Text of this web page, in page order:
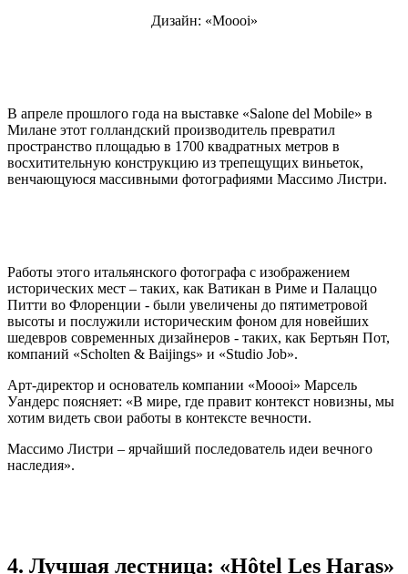
Дизайн: «Moooi»
В апреле прошлого года на выставке «Salone del Mobile» в
Милане этот голландский производитель превратил
пространство площадью в 1700 квадратных метров в
восхитительную конструкцию из трепещущих виньеток,
венчающуюся массивными фотографиями Массимо Листри.
Работы этого итальянского фотографа с изображением
исторических мест – таких, как Ватикан в Риме и Палаццо
Питти во Флоренции - были увеличены до пятиметровой
высоты и послужили историческим фоном для новейших
шедевров современных дизайнеров - таких, как Бертьян Пот,
компаний «Scholten & Baijings» и «Studio Job».
Арт-директор и основатель компании «Moooi» Марсель
Уандерс поясняет: «В мире, где правит контекст новизны, мы
хотим видеть свои работы в контексте вечности.
Массимо Листри – ярчайший последователь идеи вечного
наследия».
4. Лучшая лестница: «Hôtel Les Haras»